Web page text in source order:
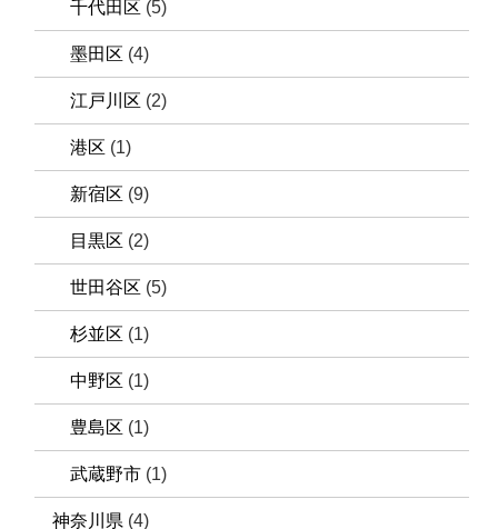
千代田区 (5)
墨田区 (4)
江戸川区 (2)
港区 (1)
新宿区 (9)
目黒区 (2)
世田谷区 (5)
杉並区 (1)
中野区 (1)
豊島区 (1)
武蔵野市 (1)
神奈川県 (4)